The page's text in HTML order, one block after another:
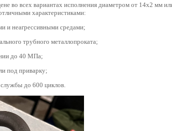
во всех вариантах исполнения диаметром от 14х2 мм
характеристиками:
и неагрессивными средами;
трубного металлопроката;
до 40 МПа;
под приварку;
до 600 циклов.